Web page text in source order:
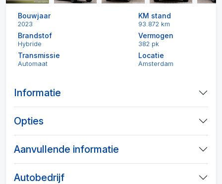
Bouwjaar
2023
KM stand
93.872 km
Brandstof
Hybride
Vermogen
382 pk
Transmissie
Automaat
Locatie
Amsterdam
Informatie
Opties
Aanvullende informatie
Autobedrijf